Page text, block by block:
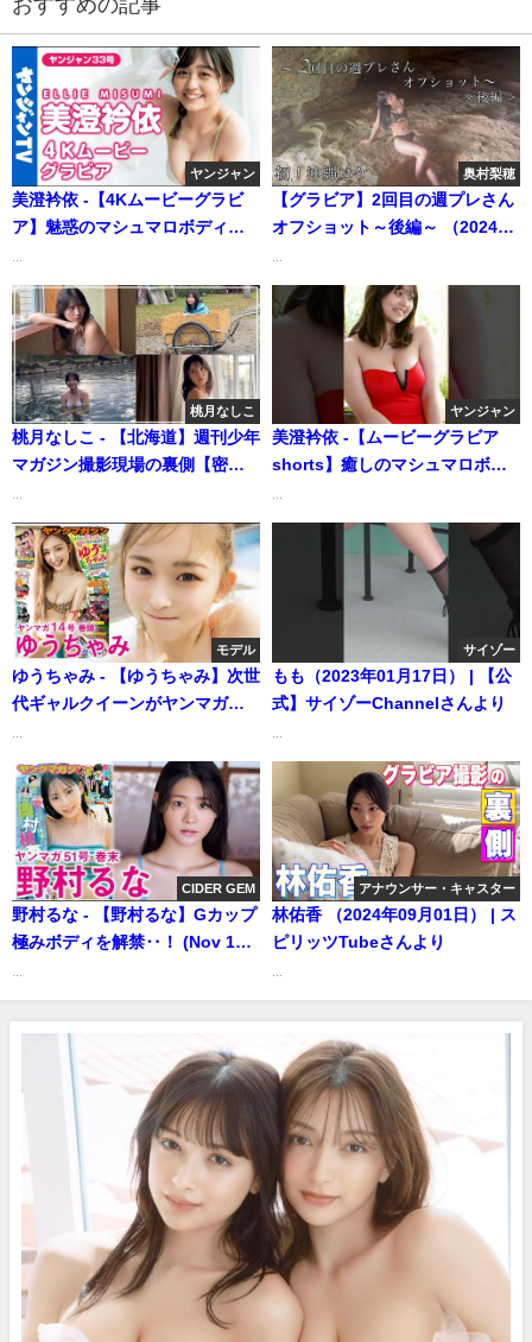
おすすめの記事
ヤンジャン
美澄衿依 -【4Kムービーグラビ
ア】魅惑のマシュマロボディ♡
美澄衿依ちゃんのお庭で水遊び
水着撮影に最高画質で没入密着
【メイキング】（2022年07月16
日） | ヤンジャンTV【集英社ヤ
ングジャンプ公式】さんより
奥村梨穂
【グラビア】2回目の週プレさん
オフショット～後編～ （2024年
桃月なしこ
桃月なしこ - 【北海道】週刊少年
マガジン撮影現場の裏側【密着
月なしこのなんかやるちゃんね
るさんより
ヤンジャン
美澄衿依 -【ムービーグラビア
shorts】癒しのマシュマロボデ
んのちょっと大人な水着撮影で
没入密着【メイキング】（2023
年06月14日） | ヤンジャン
TV【集英社ヤングジャンプ公
モデル
ゆうちゃみ - 【ゆうちゃみ】次世
代ギャルクイーンがヤンマガで
| 講談社ヤンマガchさんより
サイゾー
もも（2023年01月17日） | 【公
式】サイゾーChannelさんより
CIDER GEM
野村るな - 【野村るな】Gカップ
極みボディを解禁‥！ (Nov 17,
アナウンサー・キャスター
林佑香 （2024年09月01日） | ス
ピリッツTubeさんより